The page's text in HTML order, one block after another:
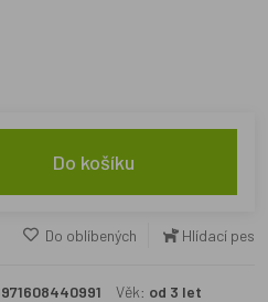
Do košíku
Do oblíbených Hlídací pes
Věk: od 3 let